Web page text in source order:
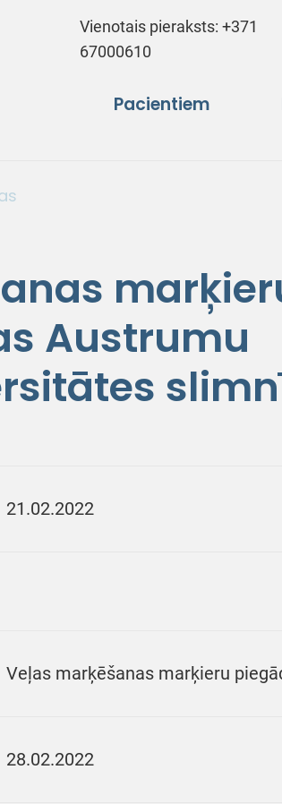
Vienotais pieraksts:+371
67000610
Pacientiem
Austrumu
21.02.2022
Veļas marķēšanas marķieru
28.02.2022